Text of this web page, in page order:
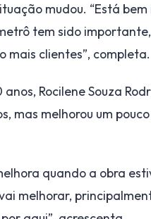
mudou. “Está
tem sido
mais clientes”, completa.
Rocilene Souza
mas melhorou um
quando a obra
melhorar,